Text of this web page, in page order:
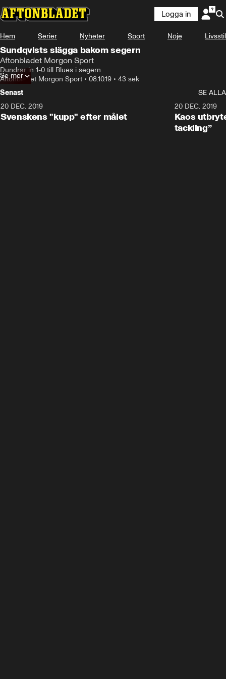
Logga in
Hem Serier Nyheter Sport Nöje Livsstil
Sundqvists slägga bakom segern
Aftonbladet Morgon Sport
Dundrar in 1-0 till Blues i segern
Aftonbladet Morgon Sport • 08.10.19 • 43 sek
Se mer
Senast
SE ALLA
20 DEC. 2019
Svenskens "kupp" efter målet
20 DEC. 2019
Kaos
tackling”